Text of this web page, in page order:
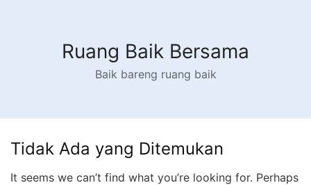
Ruang Baik Bersama
Baik bareng ruang baik
Tidak Ada yang Ditemukan
It seems we can’t find what you’re looking for. Perhaps